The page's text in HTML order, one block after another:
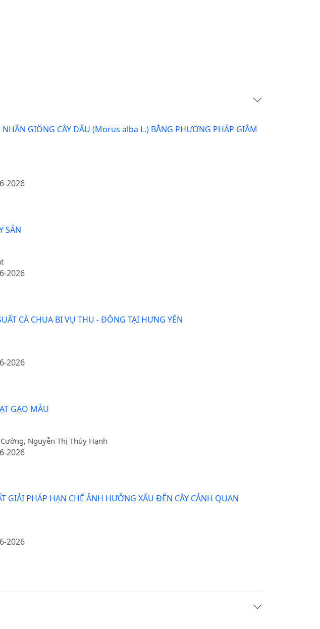
GIỐNG CÂY DÂU (Morus alba L.) BẰNG PHƯƠNG PHÁP GIÂM
2026
SẮN
2026
CÀ CHUA BI VỤ THU - ĐÔNG TẠI HƯNG YÊN
2026
GẠO MÀU
Nguyễn Thị Thúy Hạnh
2026
PHÁP HẠN CHẾ ẢNH HƯỞNG XẤU ĐẾN CÂY CẢNH QUAN
2026